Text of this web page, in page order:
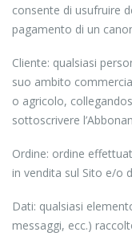
consente di usufruire
pagamento di un
Cliente: qualsiasi
suo ambito
o agricolo,
sottoscrivere
Ordine: ordine
in vendita sul Sito e/o
Dati: qualsiasi
messaggi, ecc.)